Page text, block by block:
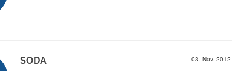
SODA 03. Nov. 2012